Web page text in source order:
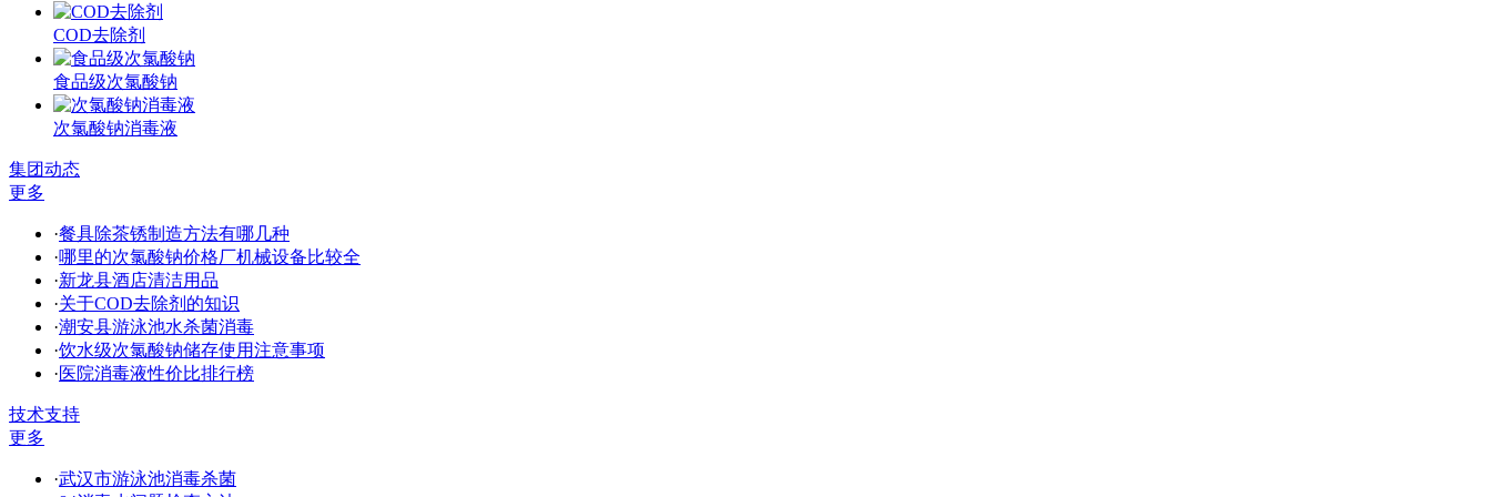
COD去除剂
食品级次氯酸钠
次氯酸钠消毒液
集团动态
更多
·餐具除茶锈制造方法有哪几种
·哪里的次氯酸钠价格厂机械设备比较全
·新龙县酒店清洁用品
·关于COD去除剂的知识
·潮安县游泳池水杀菌消毒
·饮水级次氯酸钠储存使用注意事项
·医院消毒液性价比排行榜
技术支持
更多
·武汉市游泳池消毒杀菌